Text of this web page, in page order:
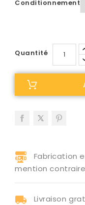
Conditionnement
Quantité
Fabrication
mention
Livraison